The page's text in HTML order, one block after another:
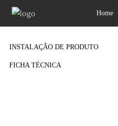
Home
INSTALAÇÃO DE PRODUTO
FICHA TÉCNICA